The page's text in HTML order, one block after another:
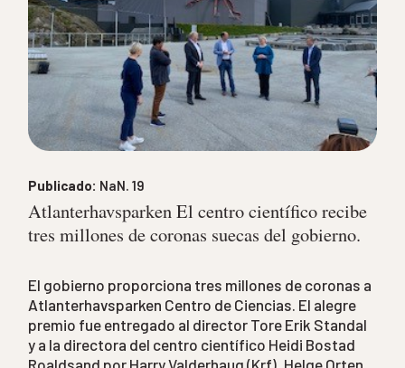
Publicado: NaN. 19
Atlanterhavsparken El centro científico recibe
tres millones de coronas suecas del gobierno.
El gobierno proporciona tres millones de coronas a
Atlanterhavsparken Centro de Ciencias. El alegre
premio fue entregado al director Tore Erik Standal
y a la directora del centro científico Heidi Bostad
Roaldsand por Harry Valderhaug (Krf), Helge Orten